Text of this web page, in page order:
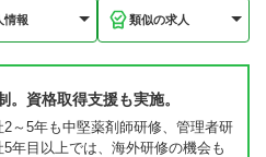
情報 類似の求人
。資格取得支援も実施。
～5年も中堅薬剤師研修、管理者研
年目以上では、海外研修の機会も